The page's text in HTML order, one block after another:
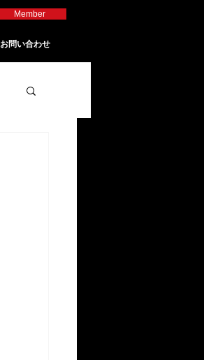
Member
お問い合わせ